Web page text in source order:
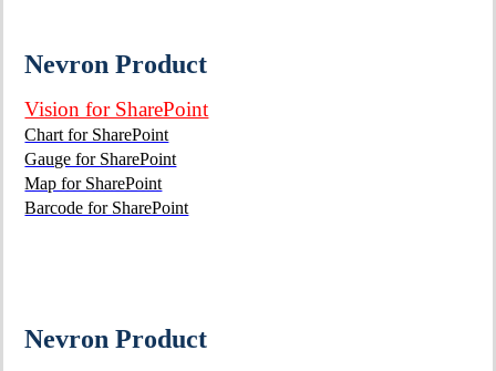
Nevron Product
Vision for SharePoint
Chart for SharePoint
Gauge for SharePoint
Map for SharePoint
Barcode for SharePoint
Nevron Product